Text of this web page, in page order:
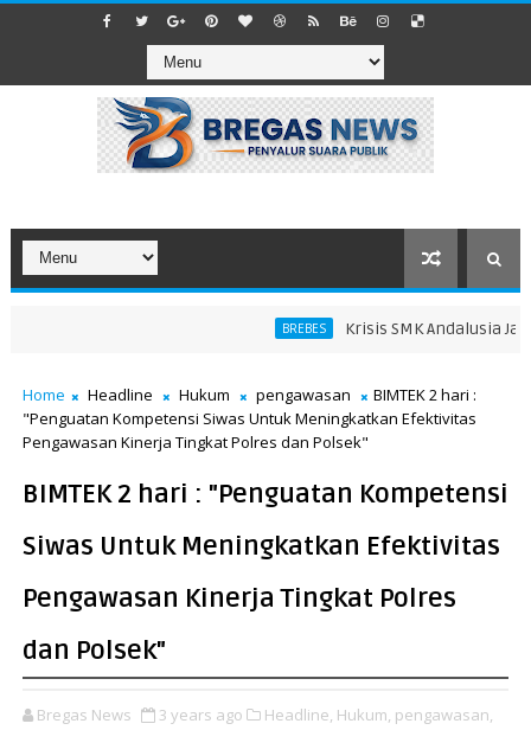
BREBES Krisis SMK Andalusia
Home Headline Hukum pengawasan
BIMTEK 2 hari :
"Penguatan Kompetensi Siwas Untuk Meningkatkan Efektivitas
Pengawasan Kinerja Tingkat Polres dan Polsek"
BIMTEK 2 hari : "Penguatan Kompetensi
Siwas Untuk Meningkatkan Efektivitas
Pengawasan Kinerja Tingkat Polres
dan Polsek"
Bregas News 3 years ago Headline, Hukum, pengawasan,